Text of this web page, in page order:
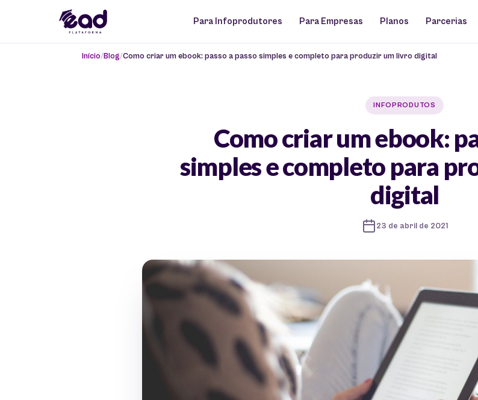
Para Infoprodutores Para Empresas Planos Parcerias
Início Blog Como criar um ebook: passo a passo simples e completo para produzir um livro digital
INFOPRODUTOS
Como criar um ebook:
simples e completo para
digital
23 de abril de 2021